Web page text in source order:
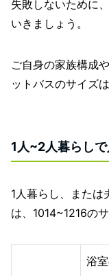
失敗しないために
いきましょう。
ご自身の家族構成
ットバスのサイズ
1人~2人暮らし
1人暮らし、または
は、1014~1216の
浴